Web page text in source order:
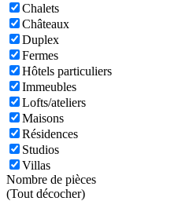
Chalets
Châteaux
Duplex
Fermes
Hôtels particuliers
Immeubles
Lofts/ateliers
Maisons
Résidences
Studios
Villas
Nombre de pièces
(Tout décocher)